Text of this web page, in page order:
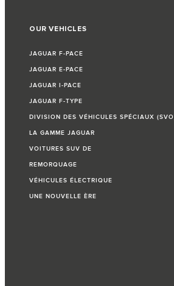
OUR VEHICLES
JAGUAR F-PACE
JAGUAR E-PACE
JAGUAR I-PACE
JAGUAR F-TYPE
DIVISION DES VÉHICULES SPÉCIAUX
LA GAMME JAGUAR
VOITURES SUV DE
REMORQUAGE
VÉHICULES ÉLECTRIQUE
UNE NOUVELLE ÈRE